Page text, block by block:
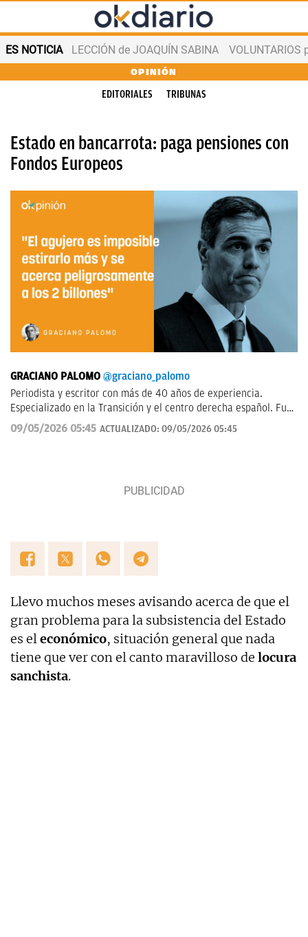
ES NOTICIA LECCIÓN de JOAQUÍN SABINA VOLUNTARIOS
OPINIÓN
EDITORIALES TRIBUNAS
Estado en bancarrota: paga pensiones con
Fondos Europeos
GRACIANO PALOMO @graciano_palomo
Periodista y escritor con más de 40 años de experiencia.
Especializado en la Transición y el centro derecha español. Fui
jefe de Información Política en la agencia EFE. Escribo sobre
política nacional
09/05/2026 05:45 ACTUALIZADO: 09/05/2026 05:45
Llevo muchos meses avisando acerca de que el
gran problema para la subsistencia del Estado
es eleconómico, situación general que nada
tiene que ver con el canto maravilloso de locura
sanchista.